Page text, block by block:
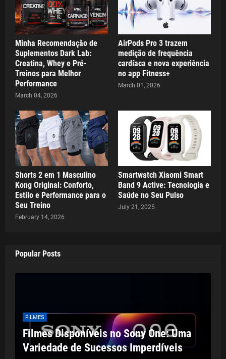
Minha Recomendação de
Suplementos Dark Lab:
Creatina, Whey e Pré-
Treinos para Melhor
Performance
March 04, 2026
AirPods Pro 3 trazem
medição de frequência
cardíaca e nova experiência
no app Fitness+
March 01, 2026
Shorts 2 em 1 Masculino
Kong Original: Conforto,
Estilo e Performance para o
Seu Treino
February 14, 2026
Smartwatch Xiaomi Smart
Band 9 Active: Tecnologia e
Saúde no Seu Pulso
July 21, 2025
Popular Posts
FILMES
Filmes Disponíveis no Sony One: Uma
Variedade de Sucessos Imperdíveis